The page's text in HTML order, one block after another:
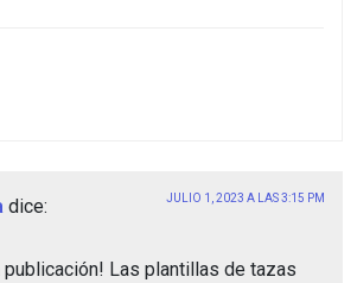
dice: JULIO 1, 2023 A LAS 3:15 PM
publicación! Las plantillas de tazas